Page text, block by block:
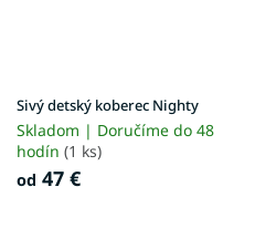
Sivý detský koberec Nighty
Skladom | Doručíme do 48
hodín (1 ks)
od 47 €